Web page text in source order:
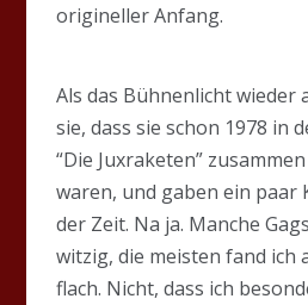
origineller Anfang.
Als das Bühnenlicht wieder
sie, dass sie schon 1978 in
“Die Juxraketen”
waren, und gaben ein paar
der Zeit. Na ja. Manche
witzig, die meisten fand ich
flach. Nicht, dass ich